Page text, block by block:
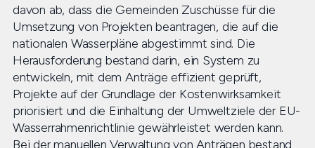
davon ab, dass die Gemeinden Zuschüsse für die
Umsetzung von Projekten beantragen, die auf die
nationalen Wasserpläne abgestimmt sind. Die
Herausforderung bestand darin, ein System zu
entwickeln, mit dem Anträge effizient geprüft,
Projekte auf der Grundlage der Kostenwirksamkeit
priorisiert und die Einhaltung der Umweltziele der EU-
Wasserrahmenrichtlinie gewährleistet werden kann.
Bei der manuellen Verwaltung von Anträgen bestand